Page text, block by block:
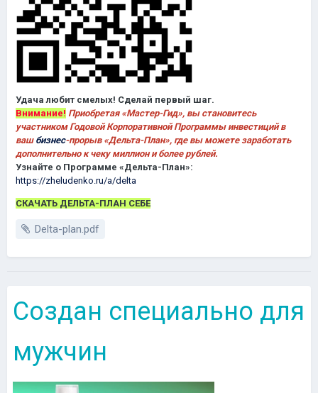
Удача любит смелых! Сделай первый шаг.
Внимание! Приобретая «Мастер-Гид», вы становитесь
участником Годовой Корпоративной Программы инвестиций в
ваш бизнес-прорыв «Дельта-План», где вы можете заработать
дополнительно к чеку миллион и более рублей.
Узнайте о Программе «Дельта-План»:
https://zheludenko.ru/a/delta
СКАЧАТЬ ДЕЛЬТА-ПЛАН СЕБЕ
Delta-plan.pdf
Создан специально для
мужчин